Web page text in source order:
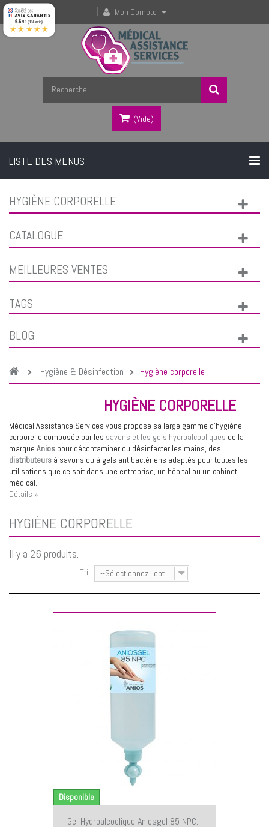
Mon Compte
(vide)
LISTE DES MENUS
HYGIÈNE CORPORELLE
CATALOGUE
MEILLEURES VENTES
TAGS
BLOG
Hygiène & Désinfection Hygiène corporelle
HYGIÈNE CORPORELLE
Médical Assistance Services vous propose sa large gamme d'hygiène
corporelle composée par les savons et les gels hydroalcooliques de la
marque Anios pour décontaminer ou désinfecter les mains, des
distributeurs à savons ou à gels antibactériens adaptés pour toutes les
utilisations que ce soit dans une entreprise, un hôpital ou un cabinet
médical...
Détails »
HYGIÈNE CORPORELLE
Il y a 26 produits.
Tri --Sélectionnez l'option--
Gel Hydroalcoolique Aniosgel 85 NPC...
Disponible
9.5/10 (364 avis)
★★★★★